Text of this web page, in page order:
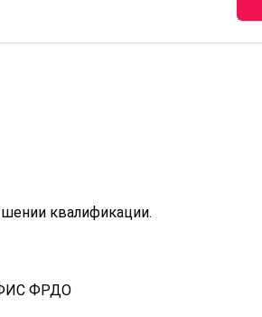
квалификации.
ФИС ФРДО